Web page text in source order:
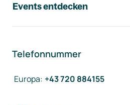
Events entdecken
Telefonnummer
Europa: +43 720 884155